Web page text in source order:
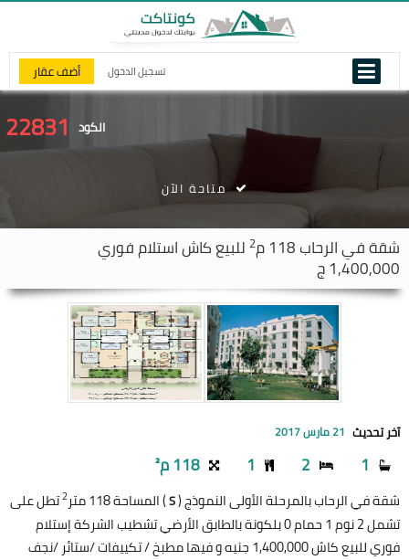
تسجيل الدخول أضف عقار
الكود 22831
شقة فيالرحاب 2 للبيع كاش استلام فوري
1,400,000 ج
متاحة الآن
آخر تحديث 21 مارس 2017
1
2
1 118 م²
شقة في الرحاب بالمرحلة الأولى النموذج (S) المساحة 118 متر 2تطل على
تشمل 2 نوم 1 حمام 0 بلكونة بالطابق الأرضي تشطيب الشركة إستلام
فوري للبيع كاش 1,400,000 جنيه و فيها مطبخ / تكييفات /ستائر /نجف